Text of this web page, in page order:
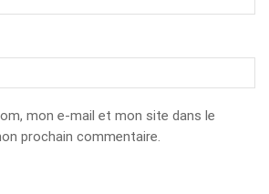
mon e-mail et mon site dans le
prochain commentaire.